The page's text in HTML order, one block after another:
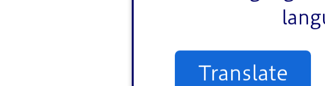
Translate